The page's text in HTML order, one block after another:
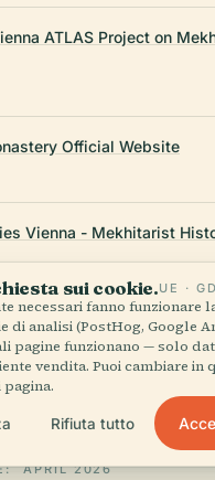
ATLAS Project on
Official Website
Vienna - Mekhitarist
Library
mechitarista
APRIL 2026
sui cookie.UE ·
necessari fanno funzionare
di analisi (PostHog, Google
pagine funzionano — solo
vendita. Puoi cambiare in
Rifiuta tutto